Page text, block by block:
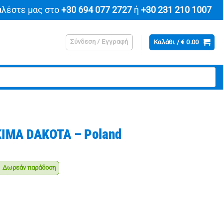
μας στο +30 694 077 2727ή +30 231 210 1007
Σύνδεση / Εγγραφή Καλάθι /€0.00
DAKOTA – Poland
Δωρεάν παράδοση
ποσότητα